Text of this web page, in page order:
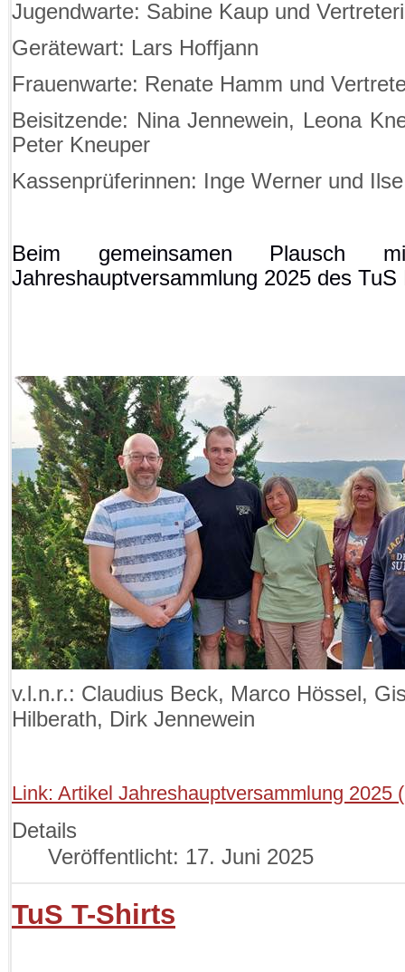
Jugendwarte: Sabine Kaup und
Gerätewart: Lars Hoffjann
Frauenwarte: Renate Hamm und
Beisitzende: Nina Jennewein, Leona
Peter Kneuper
Kassenprüferinnen: Inge Werner und
Beim gemeinsamen Plausch
Jahreshauptversammlung 2025 des
v.l.n.r.: Claudius Beck, Marco Hössel,
Hilberath, Dirk Jennewein
Link: Artikel Jahreshauptversammlung 2025
Details
Veröffentlicht: 17. Juni 2025
TuS T-Shirts